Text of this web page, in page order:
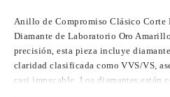
Anillo de Compromiso Clásico Corte
Diamante de Laboratorio Oro
precisión, esta pieza incluye
claridad clasificada como VVS/VS,
casi impecable. Los diamantes están